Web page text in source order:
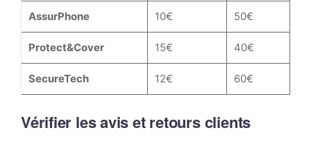
AssurPhone 10€ 50€
Protect&Cover 15€ 40€
SecureTech 12€ 60€
Vérifier les avis et retours clients